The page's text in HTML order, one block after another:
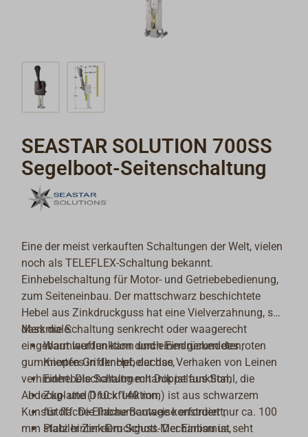
SEASTAR SOLUTION 700SS
Segelboot-Seitenschaltung
Eine der meist verkauften Schaltungen der Welt, vielen
noch als TELEFLEX-Schaltung bekannt.
Einhebelschaltung für Motor- und Getriebebedienung,
zum Seiteneinbau. Der mattschwarz beschichtete
Hebel aus Zinkdruckguss hat eine Vielverzahnung, so
dass die Schaltung senkrecht oder waagerecht
eingebaut werden kann und einen gerundeten,
gummierten Griffknopf, der das Verhaken von Leinen
verhindert. Die Schaltmechanik ist aus Stahl, die
Abdeckplatte (110 x 140 mm) ist aus schwarzem
Kunststoff. Die flache Bauweise erfordert nur ca. 100
mm Platz hinter dem Schott. Der Einbau ist seht
Merkmale:
Warmlauffunktion durch Eindrücken des roten
Knopfes in der Hebelachse,
Einhebelschaltung mit Doppelfunktion,
Zug- und Druckfunktion,
für flache Einbaumontage konstruiert,
stabiler Zink-Druckguss-Mechanismus,